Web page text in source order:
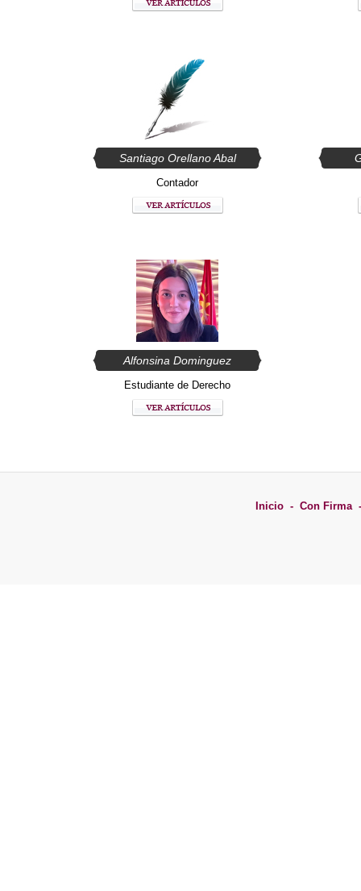
Santiago Orellano Abal
Contador
Alfonsina Dominguez
Estudiante de Derecho
Inicio - Con Firma -